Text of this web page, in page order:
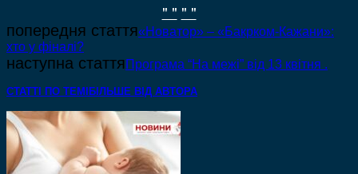
" " " "
попередня стаття«Новатор» – «Бакрком-Кажани»:
хто у фіналі?
наступна статтяПрограма “На межі” від 13 квітня .
СТАТТІ ПО ТЕМІ БІЛЬШЕ ВІД АВТОРА